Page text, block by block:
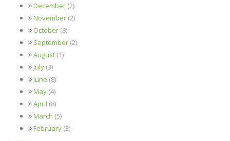
December (2)
November (2)
October (8)
September (2)
August (1)
July (3)
June (8)
May (4)
April (8)
March (5)
February (3)